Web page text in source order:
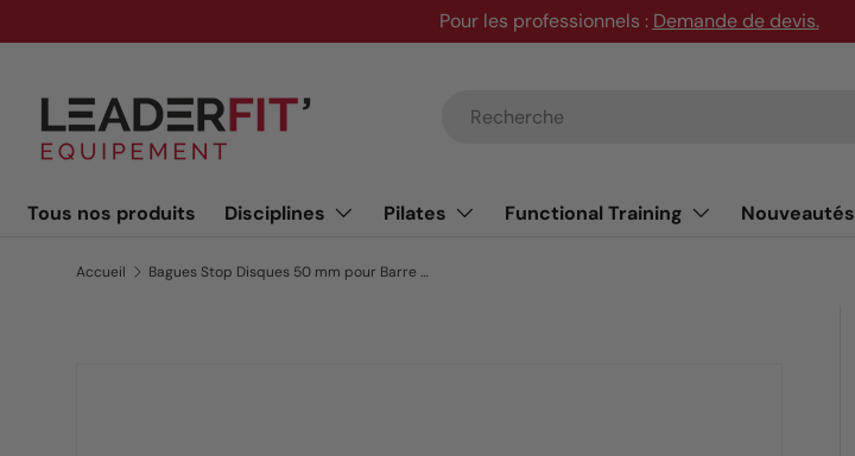
Aller au contenu
Pour les professionnels : Demande de devis.
Tous nos produits Disciplines Pilates Functional Training Nouveautés
Accueil Bagues Stop Disques 50 mm pour Barre de Musculation – BOXN’CORE